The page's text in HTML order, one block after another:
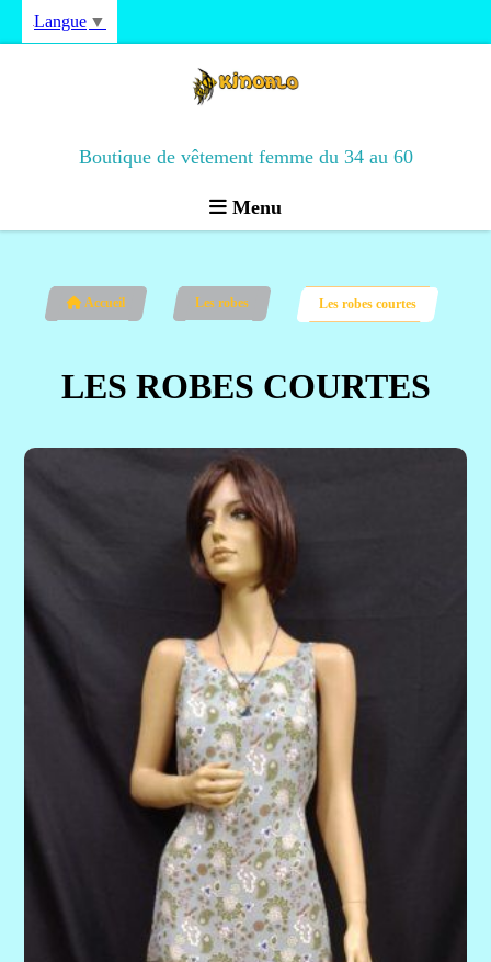
Boutique de vêtement femme du 34 au 60
Menu
Accueil Les robes Les robes courtes
LES ROBES COURTES
Langue ▼